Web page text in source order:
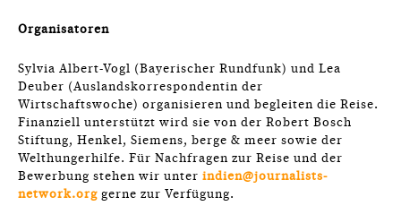
Organisatoren
Sylvia Albert-Vogl (Bayerischer Rundfunk) und Lea
Deuber (Auslandskorrespondentin der
Wirtschaftswoche) organisieren und begleiten die Reise.
Finanziell unterstützt wird sie von der Robert Bosch
Stiftung, Henkel, Siemens, berge & meer sowie der
Welthungerhilfe. Für Nachfragen zur Reise und der
Bewerbung stehen wir unter indien@journalists-
network.org gerne zur Verfügung.